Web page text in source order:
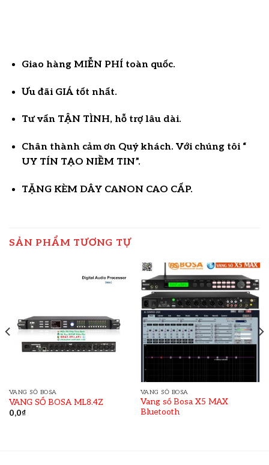
Giao hàng MIỄN PHÍ toàn quốc.
Ưu đãi GIÁ tốt nhất.
Tư vấn TẬN TÌNH, hỗ trợ lâu dài.
Chân thành cảm ơn Quý khách. Với chúng tôi “
UY TÍN TẠO NIỀM TIN”.
TẶNG KÈM DÂY CANON CAO CẤP.
SẢN PHẨM TƯƠNG TỰ
VANG SỐ BOSA
VANG SỐ BOSA ML8.4Z
0,0₫
VANG SỐ BOSA
Vang số Bosa X5 MAX
Bluetooth